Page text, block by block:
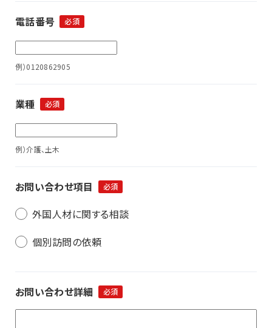
電話番号 必須
例）0120862905
業種 必須
例）介護、土木
お問い合わせ項目 必須
外国人材に関する相談
個別訪問の依頼
お問い合わせ詳細 必須